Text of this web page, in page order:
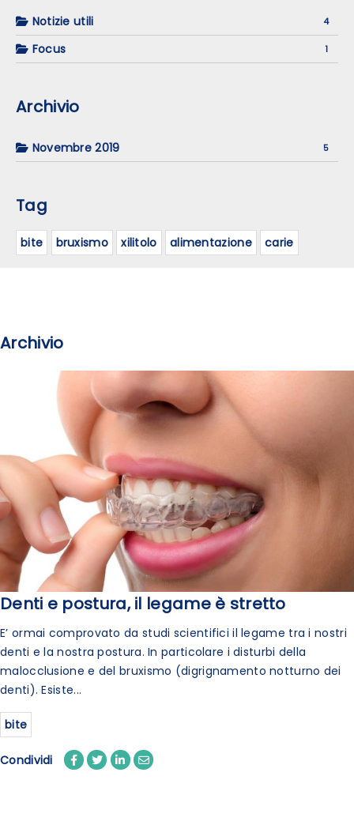
Notizie utili 4
Focus 1
Archivio
Novembre 2019 5
Tag
bite bruxismo xilitolo alimentazione carie
Archivio
Denti e postura, il legame è stretto
E’ ormai comprovato da studi scientifici il legame tra i nostri
denti e la nostra postura. In particolare i disturbi della
malocclusione e del bruxismo (digrignamento notturno dei
denti). Esiste...
bite
Condividi